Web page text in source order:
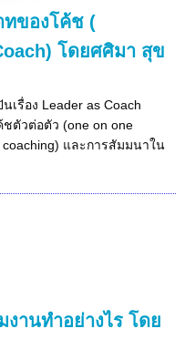
ทของโค้ช (
โดยศศิมา สุข
เรื่อง Leader as Coach
ตัวต่อตัว (one on one
และการสัมมนาใน
านทำอย่างไร โดย